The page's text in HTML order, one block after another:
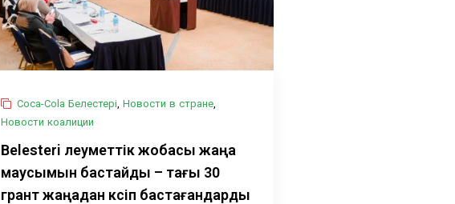
Coca-Cola Белестері, Новости в стране,
Новости коалиции
Belesteri әлеуметтік жобасы жаңа
маусымын бастайды – тағы 30
грант жаңадан кәсіп бастағандарды